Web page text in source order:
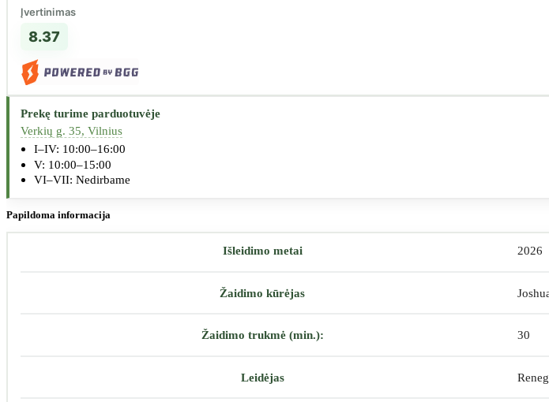
Įvertinimas
8.37
Prekę turime parduotuvėje
Verkių g. 35, Vilnius
I–IV: 10:00–16:00
V: 10:00–15:00
VI–VII: Nedirbame
Papildoma informacija
Išleidimo metai 2026
Žaidimo kūrėjas
Žaidimo trukmė (min.): 30
Leidėjas